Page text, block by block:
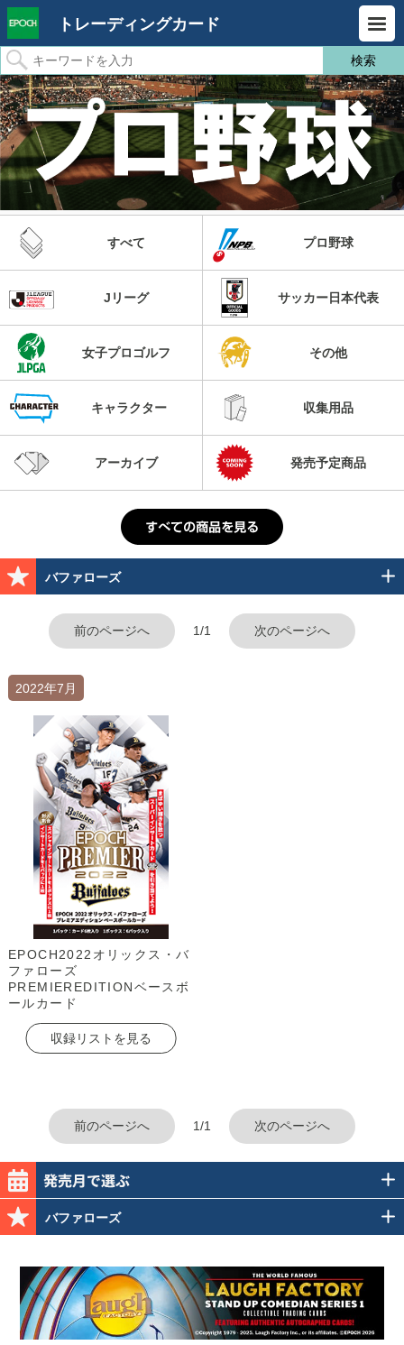
トレーディングカード
すべて プロ野球
Jリーグ サッカー日本代表
女子プロゴルフ その他
キャラクター 収集用品
アーカイブ 発売予定商品
バファローズ
前のページへ 1/1 次のページへ
2022年7月
EPOCH2022オリックス・バ
ファローズ
PREMIEREDITIONベースボ
ールカード
収録リストを見る
前のページへ 1/1 次のページへ
バファローズ